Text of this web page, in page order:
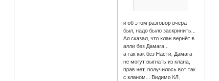
и об этом разговор вчера
был, надо было заскринить...
Ал сказал, что клан вернёт в
алли без Дамага...
а так как без Насти, Дамага
не могут выгнать из клана,
прав нет, получилось вот так
с кланом... Видимо КЛ,